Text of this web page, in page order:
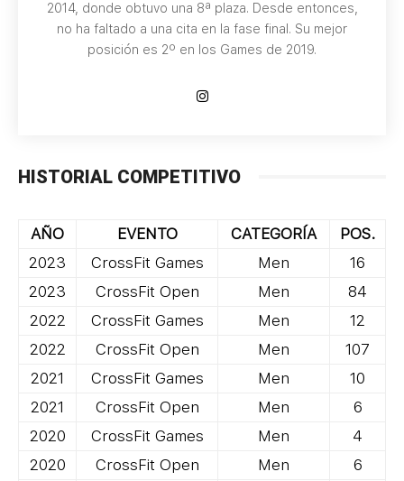
2014, donde obtuvo una 8ª plaza. Desde entonces,
no ha faltado a una cita en la fase final. Su mejor
posición es 2º en los Games de 2019.
HISTORIAL COMPETITIVO
AÑO EVENTO CATEGORÍA
POS.
2023
CrossFit Games Men
16
2023
CrossFit Open Men
84
2022
CrossFit Games Men
12
2022
CrossFit Open Men
107
2021
CrossFit Games Men
10
2021
CrossFit Open Men
6
2020
CrossFit Games Men
4
2020
CrossFit Open Men
6